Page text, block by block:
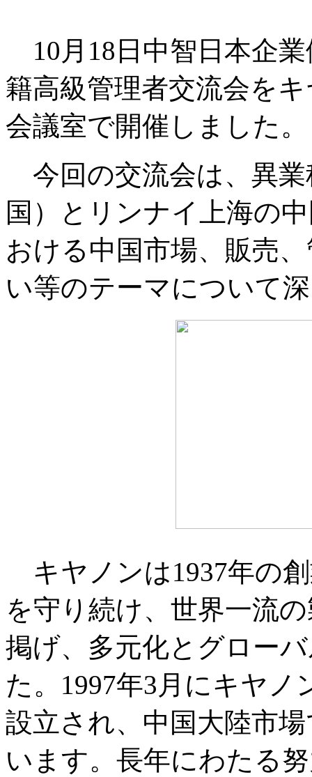
10月18日中智日本企
籍高級管理者交流会を
会議室で開催しました。
今回の交流会は、異
国）とリンナイ上海の
おける中国市場、販売
い等のテーマについて
キヤノンは1937年の
を守り続け、世界一流
掲げ、多元化とグロー
た。1997年3月にキヤノ
設立され、中国大陸市
います。長年にわたる